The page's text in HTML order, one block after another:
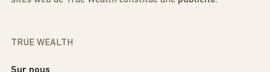
TRUE WEALTH
Sur nous